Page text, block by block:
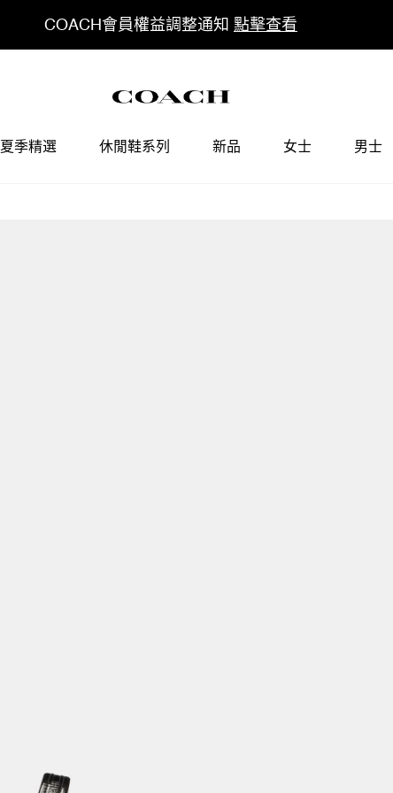
COACH會員權益調整通知 點擊查看
夏季精選 休閒鞋系列 新品 女士 男士